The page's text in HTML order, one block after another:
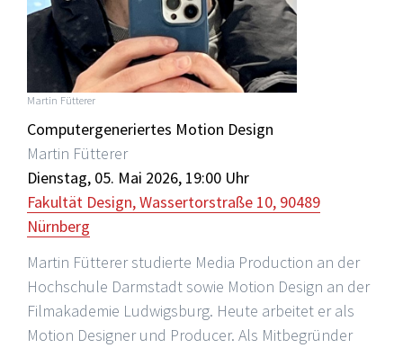
Martin Fütterer
Computergeneriertes Motion Design
Martin Fütterer
Dienstag, 05. Mai 2026, 19:00 Uhr
Fakultät Design, Wassertorstraße 10, 90489
Nürnberg
Martin Fütterer studierte Media Production an der
Hochschule Darmstadt sowie Motion Design an der
Filmakademie Ludwigsburg. Heute arbeitet er als
Motion Designer und Producer. Als Mitbegründer